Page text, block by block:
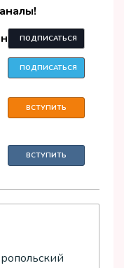
ПОДПИСАТЬСЯ
ПОДПИСАТЬСЯ
ВСТУПИТЬ
ВСТУПИТЬ